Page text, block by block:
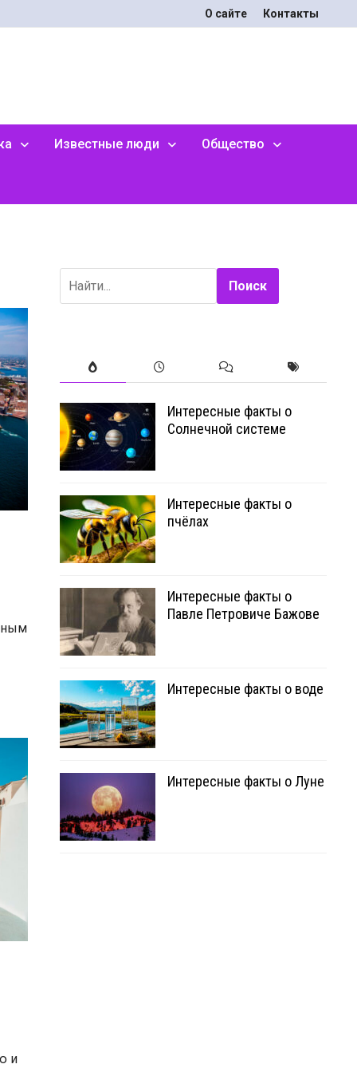
О сайте Контакты
Известные люди Общество
и
Поиск
Интересные факты о
Солнечной системе
Интересные факты о
пчёлах
Интересные факты о
Павле Петровиче Бажове
Интересные факты о воде
Интересные факты о Луне